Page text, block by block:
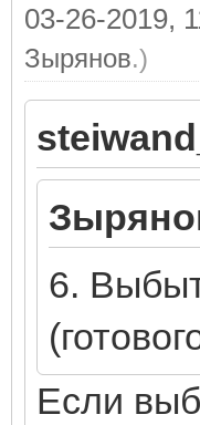
03-26-2019,
Зырянов.)
6.
Если